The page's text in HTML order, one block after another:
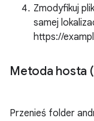
Zmodyfikuj
samej
https://
Metoda hosta
Przenieś folder